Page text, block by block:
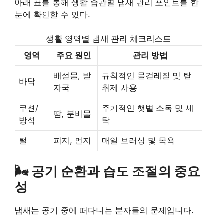
아래 표를 통해 생활 습관별 냄새 관리 포인트를 한
눈에 확인할 수 있다.
생활 영역별 냄새 관리 체크리스트
영역
주요 원인 관리 방법
바닥
배설물, 발
자국
규칙적인 물걸레질 및 탈
취제 사용
쿠션/
방석
땀, 분비물
주기적인 햇볕 소독 및 세
탁
털 피지, 먼지 매일 브러싱 및 목욕
🌬️ 공기 순환과 습도 조절의 중요
성
냄새는 공기 중에 떠다니는 분자들의 문제입니다.